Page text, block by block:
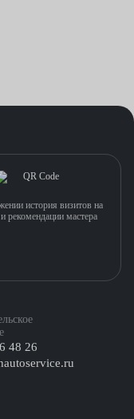
48 26
история визитов на
рекомендации мастера